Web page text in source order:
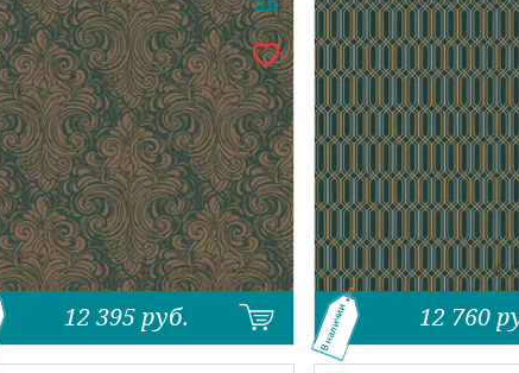
12 395 руб. 12 760
В наличии